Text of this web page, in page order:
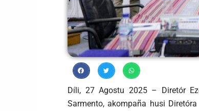
Díli, 27 Agostu 2025 – Diretór
Sarmento, akompaña husi